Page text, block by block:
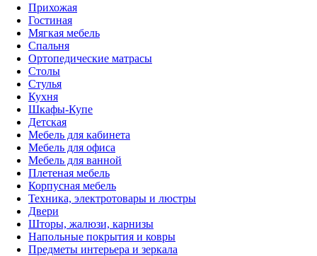
Прихожая
Гостиная
Мягкая мебель
Спальня
Ортопедические матрасы
Столы
Стулья
Кухня
Шкафы-Купе
Детская
Мебель для кабинета
Мебель для офиса
Мебель для ванной
Плетеная мебель
Корпусная мебель
Техника, электротовары и люстры
Двери
Шторы, жалюзи, карнизы
Напольные покрытия и ковры
Предметы интерьера и зеркала